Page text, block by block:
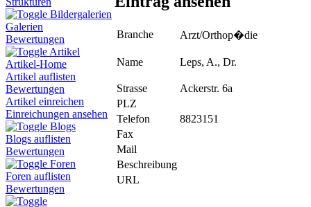
Bildergalerien
Galerien
Bewertungen
Artikel
Artikel-Home
Artikel auflisten
Bewertungen
Artikel einreichen
Einreichungen ansehen
Blogs
Blogs auflisten
Bewertungen
Foren
Foren auflisten
Bewertungen
Branche Arzt/Orthop�die
Name Leps, A., Dr.
Strasse
Ackerstr. 6a
PLZ
Telefon
8823151
Fax
Mail
Beschreibung
URL